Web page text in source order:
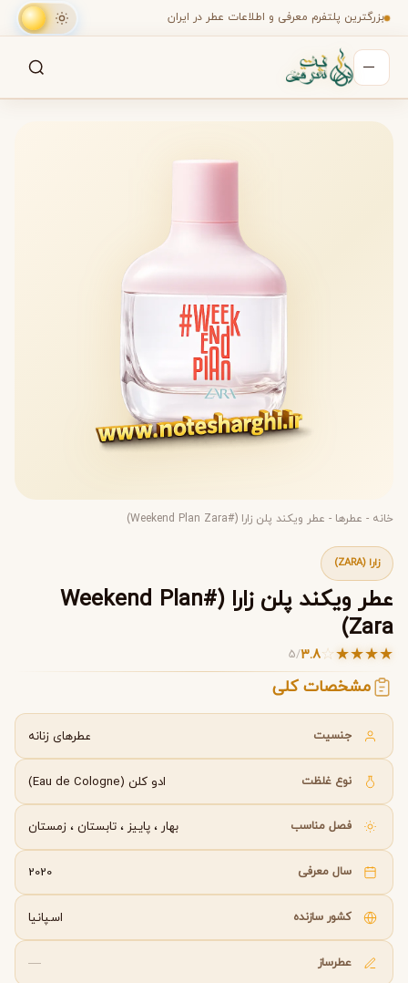
بزرگترین پلتفرم معرفی و اطلاعات عطر در ایران
خانه - عطرها - عطر ویکند پلن زارا (#Weekend Plan Zara)
زارا (ZARA)
عطر ویکند پلن زارا (#Weekend Plan
Zara)
★
★
★
★
☆
3.8
/
5
مشخصات کلی
جنسیت عطرهای زنانه
نوع غلظت ادو کلن (Eau de Cologne)
فصل مناسب بهار ، پاییز ، تابستان، زمستان
سال معرفی 2020
کشور سازنده اسپانیا
عطرساز —